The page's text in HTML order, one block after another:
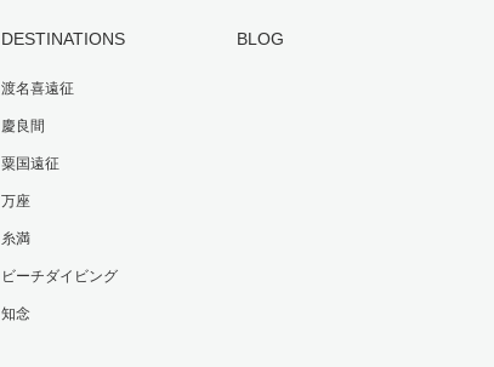
DESTINATIONS
渡名喜遠征
慶良間
粟国遠征
万座
糸満
ビーチダイビング
知念
BLOG